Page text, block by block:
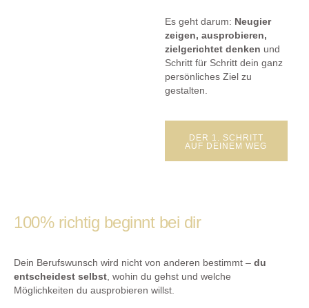
Es geht darum: Neugier
zeigen, ausprobieren,
zielgerichtet denken und
Schritt für Schritt dein ganz
persönliches Ziel zu
gestalten.
DER 1. SCHRITT
AUF DEINEM WEG
100% richtig beginnt bei dir
Dein Berufswunsch wird nicht von anderen bestimmt – du
entscheidest selbst , wohin du gehst und welche
Möglichkeiten du ausprobieren willst.